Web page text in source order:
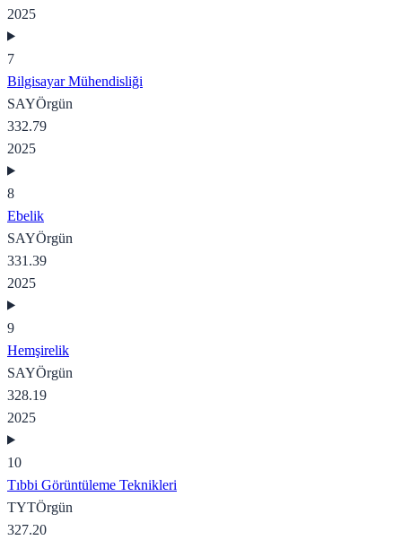
2025
7
Bilgisayar Mühendisliği
SAYÖrgün
332.79
2025
8
Ebelik
SAYÖrgün
331.39
2025
9
Hemşirelik
SAYÖrgün
328.19
2025
10
Tıbbi Görüntüleme Teknikleri
TYTÖrgün
327.20